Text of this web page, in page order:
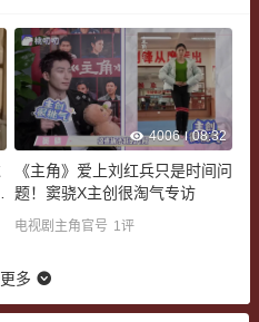
4006 08:32
《主角》爱上刘红兵只是时间问
题！窦骁X主创很淘气专访
电视剧主角官号 1评
多